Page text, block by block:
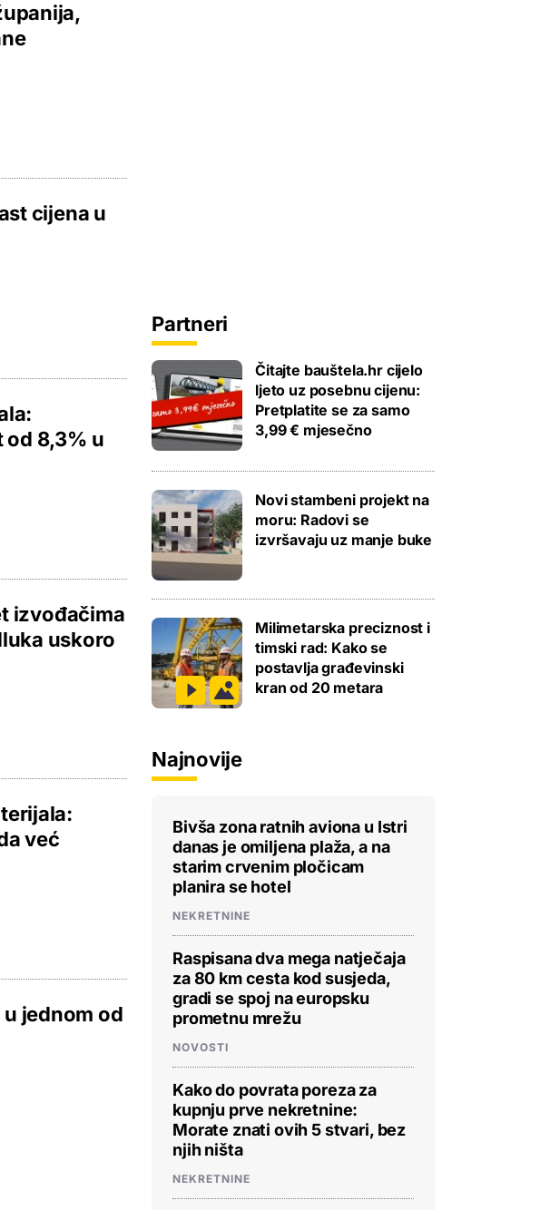
cijena u
8,3% u
izvođačima
uskoro
već
jednom od
Partneri
Čitajte bauštela.hr cijelo
ljeto uz posebnu cijenu:
Pretplatite se za samo
3,99 € mjesečno
Novi stambeni projekt na
moru: Radovi se
izvršavaju uz manje buke
Milimetarska preciznost i
timski rad: Kako se
postavlja građevinski
kran od 20 metara
Najnovije
Bivša zona ratnih aviona u Istri
danas je omiljena plaža, a na
starim crvenim pločicam
planira se hotel
NEKRETNINE
Raspisana dva mega natječaja
za 80 km cesta kod susjeda,
gradi se spoj na europsku
prometnu mrežu
NOVOSTI
Kako do povrata poreza za
kupnju prve nekretnine:
Morate znati ovih 5 stvari, bez
njih ništa
NEKRETNINE